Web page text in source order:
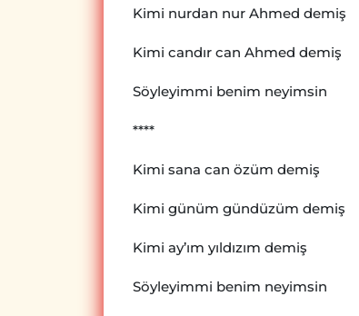
Kimi nurdan nur Ahmed demiş
Kimi candır can Ahmed demiş
Söyleyimmi benim neyimsin
****
Kimi sana can özüm demiş
Kimi günüm gündüzüm demiş
Kimi ay’ım yıldızım demiş
Söyleyimmi benim neyimsin